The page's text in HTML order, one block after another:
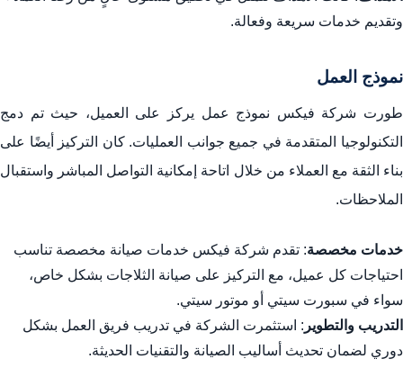
وتقديم خدمات سريعة وفعالة.
نموذج العمل
طورت شركة فيكس نموذج عمل يركز على العميل، حيث تم دمج
التكنولوجيا المتقدمة في جميع جوانب العمليات. كان التركيز أيضًا على
بناء الثقة مع العملاء من خلال اتاحة إمكانية التواصل المباشر واستقبال
الملاحظات.
خدمات مخصصة: تقدم شركة فيكس خدمات صيانة مخصصة تناسب
احتياجات كل عميل، مع التركيز على صيانة الثلاجات بشكل خاص،
سواء في سبورت سيتي أو موتور سيتي.
التدريب والتطوير : استثمرت الشركة في تدريب فريق العمل بشكل
دوري لضمان تحديث أساليب الصيانة والتقنيات الحديثة.